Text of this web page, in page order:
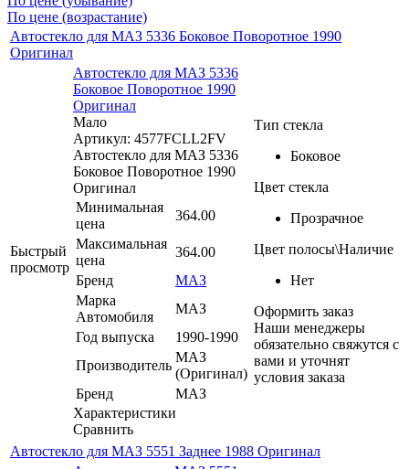
По цене (возрастание)
Автостекло для МАЗ 5336 Боковое Поворотное 1990
Оригинал
Быстрый
просмотр
Автостекло для МАЗ 5336
Боковое Поворотное 1990
Оригинал
Мало
Артикул: 4577FCLL2FV
Автостекло для МАЗ 5336
Боковое Поворотное 1990
Оригинал
Минимальная
цена
364.00
Максимальная
цена
364.00
Бренд
МАЗ
Марка
Автомобиля
МАЗ
Год выпуска
1990-1990
Производитель
МАЗ
(Оригинал)
Бренд
МАЗ
Характеристики
Сравнить
Тип стекла
Боковое
Цвет стекла
Прозрачное
Цвет полосы\Наличие
Нет
Оформить заказ
Наши менеджеры
обязательно свяжутся с
вами и уточнят
условия заказа
Автостекло для МАЗ 5551 Заднее 1988 Оригинал